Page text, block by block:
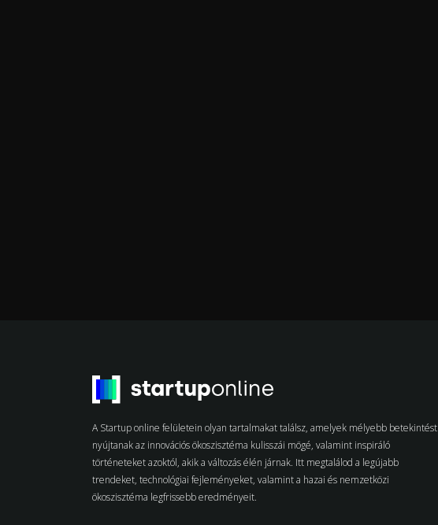
A Startup online felületein olyan tartalmakat találsz, amelyek mélyebb betekintést
nyújtanak az innovációs ökoszisztéma kulisszái mögé, valamint inspiráló
történeteket azoktól, akik a változás élén járnak. Itt megtalálod a legújabb
trendeket, technológiai fejleményeket, valamint a hazai és nemzetközi
ökoszisztéma legfrissebb eredményeit.